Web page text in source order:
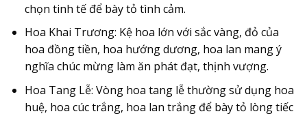
chọn tinh tế để bày tỏ tình cảm.
Hoa Khai Trương: Kệ hoa lớn với sắc vàng, đỏ của
hoa đồng tiền, hoa hướng dương, hoa lan mang ý
nghĩa chúc mừng làm ăn phát đạt, thịnh vượng.
Hoa Tang Lễ: Vòng hoa tang lễ thường sử dụng hoa
huệ, hoa cúc trắng, hoa lan trắng để bày tỏ lòng tiếc